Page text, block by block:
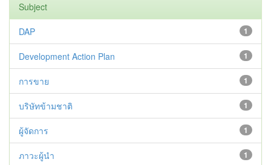
Subject
1
DAP
1
Development Action Plan
1
การขาย
1
บริษัทข้ามชาติ
1
ผู้จัดการ
1
ภาวะผู้นำ